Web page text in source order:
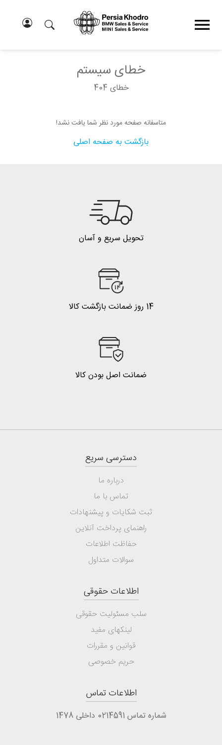
خطای سیستم
خطای 404
متاسفانه صفحه مورد نظر شما یافت نشد!
بازگشت به صفحه اصلی
تحویل سریع و آسان
14 روز ضمانت بازگشت کالا
ضمانت اصل بودن کالا
دسترسی سریع
درباره ما
تماس با ما
ثبت شکایات و پیشنهادات
راهنمای پرداخت آنلاین
حفاظت اطلاعات
سوالات متداول
اطلاعات حقوقی
سلب مسئولیت حقوقی
لینکهای مفید
قوانین و مقررات
حریم خصوصی
اطلاعات تماس
شماره تماس 0214591 داخلی 1478